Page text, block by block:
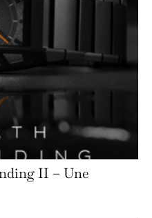
II – Une